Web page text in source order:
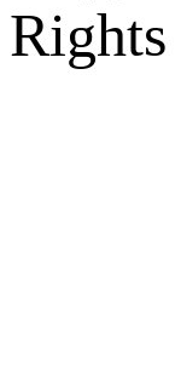
Rights